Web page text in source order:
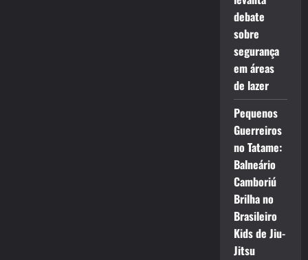
debate
sobre
segurança
em áreas
de lazer
Pequenos
Guerreiros
no Tatame:
Balneário
Camboriú
Brilha no
Brasileiro
Kids de Jiu-
Jitsu